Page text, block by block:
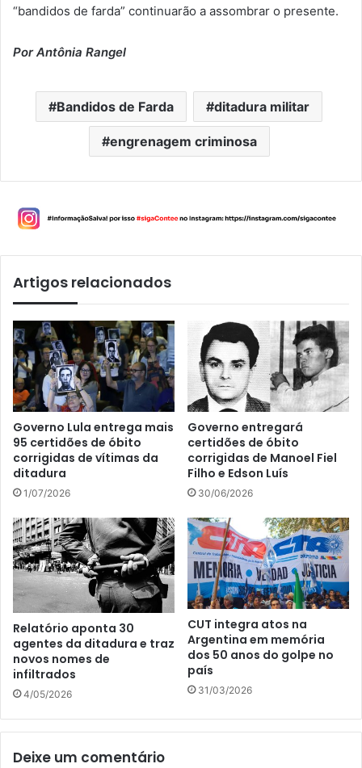
“bandidos de farda” continuarão a assombrar o presente.
Por Antônia Rangel
Bandidos de Farda ditadura militar
engrenagem criminosa
Artigos relacionados
Governo Lula entrega mais
95 certidões de óbito
corrigidas de vítimas da
ditadura
1/07/2026
Governo entregará
certidões de óbito
corrigidas de Manoel Fiel
Filho e Edson Luís
30/06/2026
Relatório aponta 30
agentes da ditadura e traz
novos nomes de
infiltrados
4/05/2026
CUT integra atos na
Argentina em memória
dos 50 anos do golpe no
país
31/03/2026
Deixe um comentário